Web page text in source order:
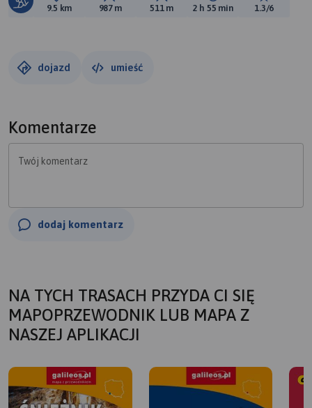
Długość trasy:
9.5 km Suma przewyższeń:
987 m Suma spadków:
511 m Średni czas potrzebny
2 h 55 min Ocena
1.3/6
dojazd umieść
Komentarze
Twój komentarz
dodaj komentarz
NA TYCH TRASACH PRZYDA CI SIĘ
MAPOPRZEWODNIK LUB MAPA Z
NASZEJ APLIKACJI